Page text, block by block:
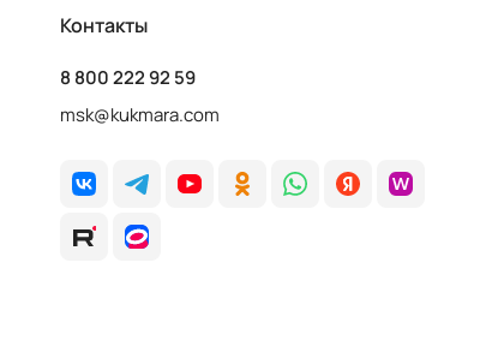
Контакты
8 800 222 92 59
msk@kukmara.com